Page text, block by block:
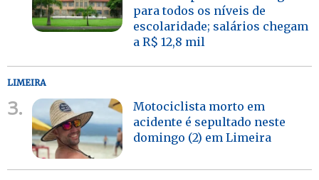
para todos os níveis de
escolaridade; salários chegam
a R$ 12,8 mil
LIMEIRA
3.
Motociclista morto em
acidente é sepultado neste
domingo (2) em Limeira